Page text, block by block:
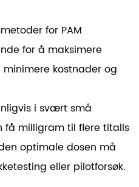
for PAM
for å maksimere
kostnader og
i svært små
få milligram til flere titalls
optimale dosen må
eller pilotforsøk.